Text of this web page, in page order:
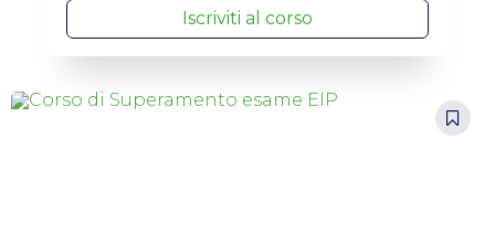
Iscriviti al corso